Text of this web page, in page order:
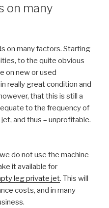
on many
on many factors. Starting
to the quite obvious
on new or used
really great condition and
that this is still a
to the frequency of
and thus – unprofitable.
do not use the machine
it available for
leg private jet. This will
costs, and in many